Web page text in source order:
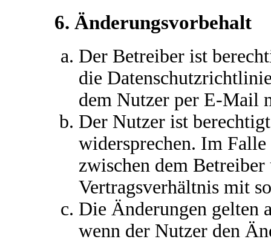
6. Änderungsvorbehalt
Der Betreiber ist
die
dem Nutzer per E-Mail
Der Nutzer ist
widersprechen. Im
zwischen dem Betreiber
Vertragsverhältnis mit
Die Änderungen gelten
wenn der Nutzer den